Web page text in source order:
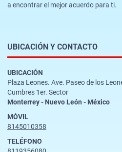
a encontrar el mejor acuerdo para ti.
UBICACIÓN Y CONTACTO
UBICACIÓN
Plaza Leones. Ave. Paseo de los
Cumbres 1er. Sector
Monterrey - Nuevo León - México
MÓVIL
8145010358
TELÉFONO